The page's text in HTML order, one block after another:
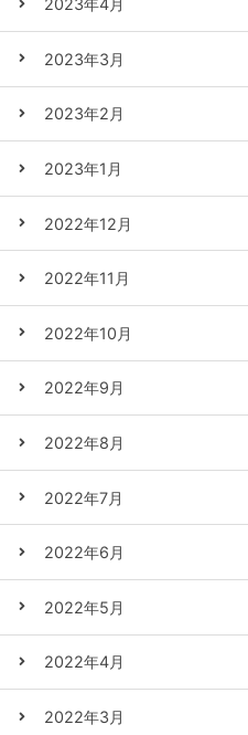
2023年4月
2023年3月
2023年2月
2023年1月
2022年12月
2022年11月
2022年10月
2022年9月
2022年8月
2022年7月
2022年6月
2022年5月
2022年4月
2022年3月